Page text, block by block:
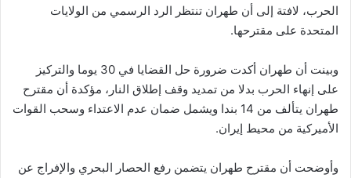
الحرب، لافتة إلى أن طهران تنتظر الرد الرسمي من الولايات
المتحدة على مقترحها.
وبينت أن طهران أكدت ضرورة حل القضايا في 30 يوما والتركيز
على إنهاء الحرب بدلا من تمديد وقف إطلاق النار، مؤكدة أن مقترح
طهران يتألف من 14 بندا ويشمل ضمان عدم الاعتداء وسحب القوات
الأميركية من محيط إيران.
وأوضحت أن مقترح طهران يتضمن رفع الحصار البحري والإفراج عن